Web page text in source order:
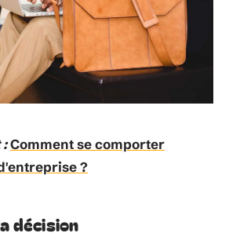
:Comment se comporter
?
décision